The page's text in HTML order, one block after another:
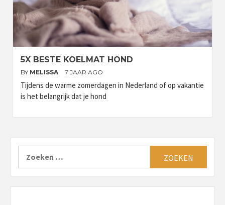
5X BESTE KOELMAT HOND
BY MELISSA 7 JAAR AGO
Tijdens de warme zomerdagen in Nederland of op vakantie
is het belangrijk dat je hond